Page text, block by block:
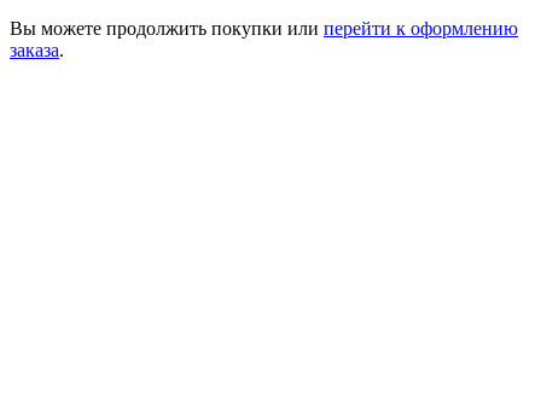
Вы можете продолжить покупки или перейти к оформлению
заказа.